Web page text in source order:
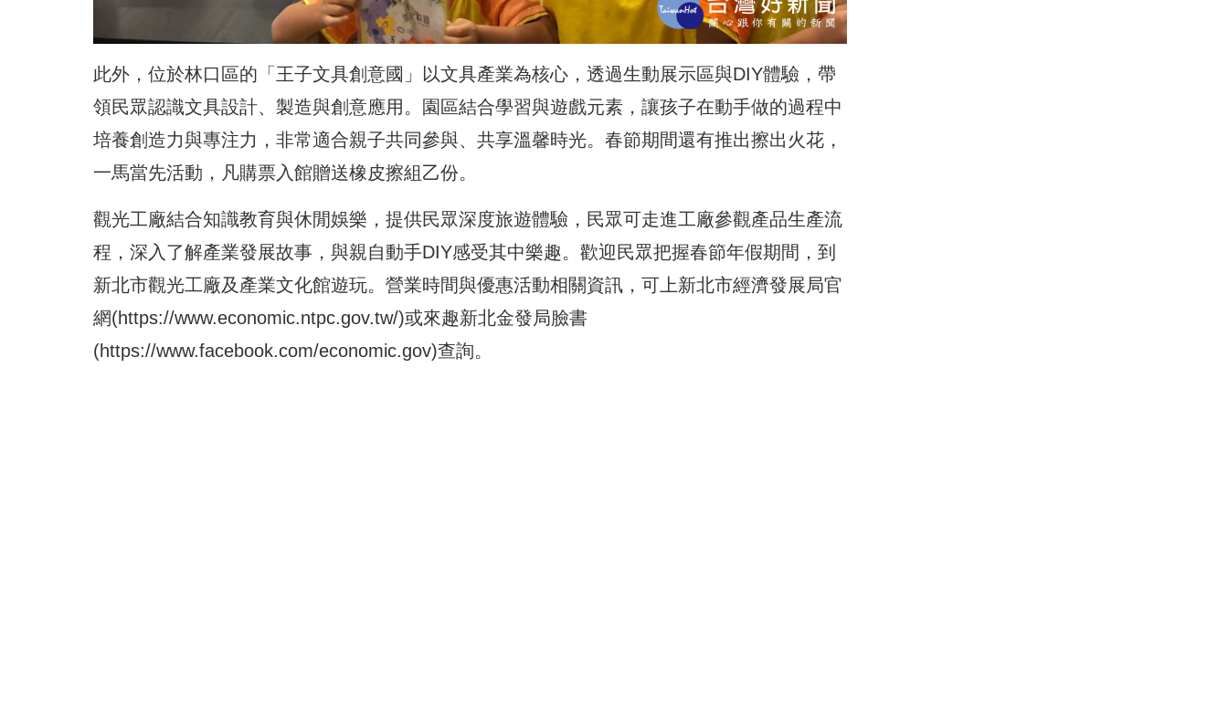
此外，位於林口區的「王子文具創意國」以文具產業為核心，透過生動展示區與DIY體驗，帶
領民眾認識文具設計、製造與創意應用。園區結合學習與遊戲元素，讓孩子在動手做的過程中
培養創造力與專注力，非常適合親子共同參與、共享溫馨時光。春節期間還有推出擦出火花，
一馬當先活動，凡購票入館贈送橡皮擦組乙份。
觀光工廠結合知識教育與休閒娛樂，提供民眾深度旅遊體驗，民眾可走進工廠參觀產品生產流
程，深入了解產業發展故事，與親自動手DIY感受其中樂趣。歡迎民眾把握春節年假期間，到
新北市觀光工廠及產業文化館遊玩。營業時間與優惠活動相關資訊，可上新北市經濟發展局官
網(https://www.economic.ntpc.gov.tw/)或來趣新北金發局臉書
(https://www.facebook.com/economic.gov)查詢。